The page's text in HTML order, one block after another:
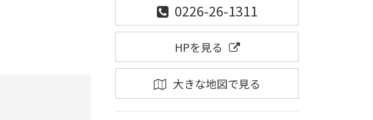
0226-26-1311
HPを見る
大きな地図で見る